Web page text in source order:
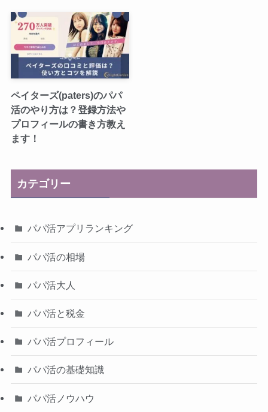
ペイターズ(paters)のパパ
活のやり方は？登録方法や
プロフィールの書き方教え
ます！
カテゴリー
パパ活アプリランキング
パパ活の相場
パパ活大人
パパ活と税金
パパ活プロフィール
パパ活の基礎知識
パパ活ノウハウ